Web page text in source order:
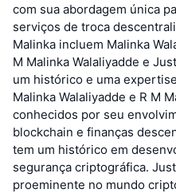
com sua abordagem única
serviços de troca
Malinka incluem Malinka
M Malinka Walaliyadde e
um histórico e uma
Malinka Walaliyadde e R M
conhecidos por seu
blockchain e finanças
tem um histórico em
segurança criptográfica.
proeminente no mundo